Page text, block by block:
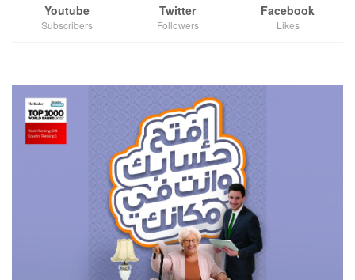
Facebook
Likes
Twitter
Followers
Youtube
Subscribers